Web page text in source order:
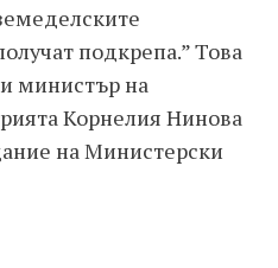
подкрепа.” Това
министър на
Корнелия Нинова
на Министерски